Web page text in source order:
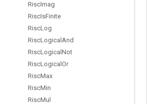
RiscImag
RiscIsFinite
RiscLog
RiscLogical And
RiscLogical Not
RiscLogical Or
RiscMax
RiscMin
RiscMul